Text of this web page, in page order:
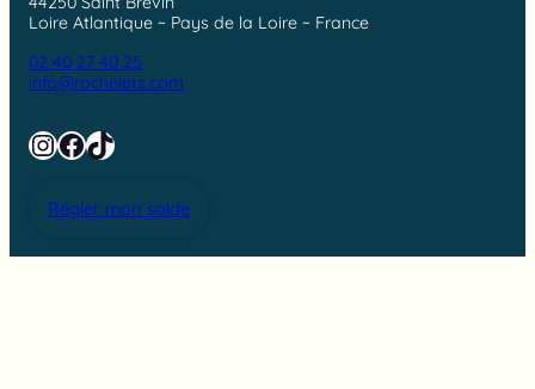
Loire Atlantique ~ Pays de la Loire ~ France
02 40 27 40 25
info@rochelets.com
Instagram
Facebook
TikTok
Régler mon solde